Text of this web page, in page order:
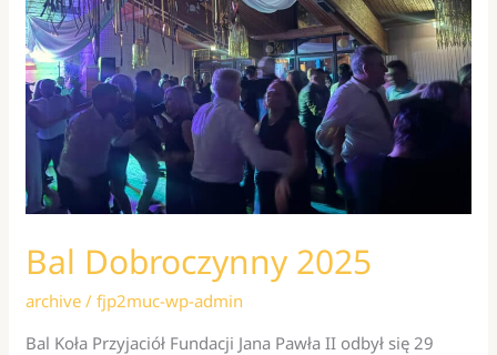
Pawła
II
Bal Dobroczynny 2025
archive /fjp2muc-wp-admin
Bal Koła Przyjaciół Fundacji Jana Pawła II odbył się 29